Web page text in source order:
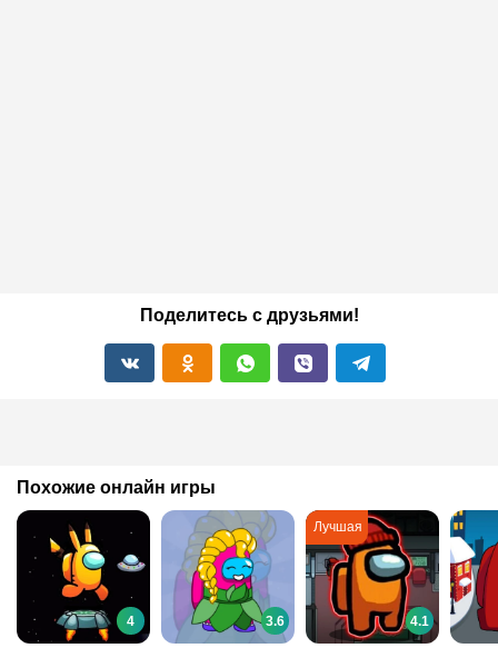
Поделитесь с друзьями!
Похожие онлайн игры
4 3.6 4.1